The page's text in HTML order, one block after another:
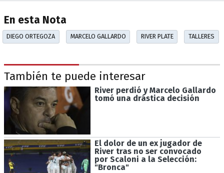
En esta Nota
DIEGO ORTEGOZA MARCELO GALLARDO RIVER PLATE TALLERES
También te puede interesar
River perdió y Marcelo Gallardo
tomó una drástica decisión
El dolor de un ex jugador de
River tras no ser convocado
por Scaloni a la Selección:
"Bronca"